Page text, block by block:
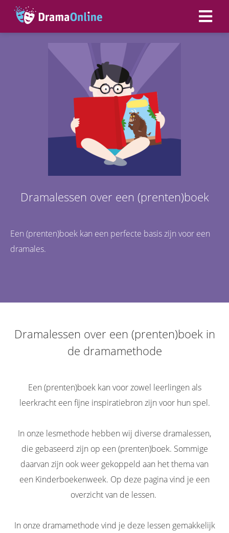
Dramalessen over een (prenten)boek
Een (prenten)boek kan een perfecte basis zijn voor een
dramales.
Dramalessen over een (prenten)boek in
de dramamethode
Een (prenten)boek kan voor zowel leerlingen als
leerkracht een fijne inspiratiebron zijn voor hun spel.
In onze lesmethode hebben wij diverse dramalessen,
die gebaseerd zijn op een (prenten)boek. Sommige
daarvan zijn ook weer gekoppeld aan het thema van
een Kinderboekenweek. Op deze pagina vind je een
overzicht van de lessen.
In onze dramamethode vind je deze lessen gemakkelijk